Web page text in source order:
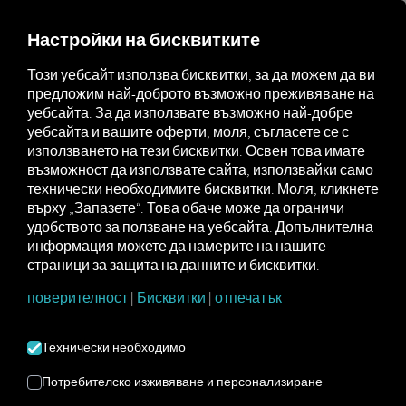
Glossar Was ist ein Digitaler Tachograph?
ЦИФРОВ
ТАХОГРАФ
Тахографът, известен още като устройство за
за запис, по-специалноустройство за
от превозното средство.
между аналогови и цифрови тахографи, като
цифровите тахографи са законово
задължителни за регистрации на нови
Настройки на бисквитките
Този уебсайт използва бисквитки, за да можем да ви
предложим най-доброто възможно преживяване на
уебсайта. За да използвате възможно най-добре
уебсайта и вашите оферти, моля, съгласете се с
използването на тези бисквитки. Освен това имате
възможност да използвате сайта, използвайки само
технически необходимите бисквитки. Моля, кликнете
върху „Запазете“. Това обаче може да ограничи
удобството за ползване на уебсайта. Допълнителна
информация можете да намерите на нашите
страници за защита на данните и бисквитки.
поверителност | Бисквитки | отпечатък
Технически необходимо
Потребителско изживяване и персонализиране